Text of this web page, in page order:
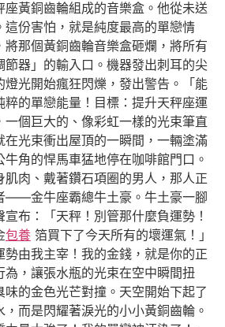
黃銅齒輪組成的音樂盒。他從未送
這份害怕，就是純度最高的單戀情
將那個黃銅齒輪音樂盒砸爛，將所有
節器」的輸入口。機器發出刺耳的尖
燈光開始瘋狂閃爍，發出警告。「能
粹的單戀能量！目標：提升天秤座運
個巨大的、像彩虹一樣的光束筆直
在光束衝出屋頂的一瞬間，一輛塗滿
角的悍馬車猛地停在咖啡館門口。
肌肉、戴著鑽石項圈的男人，那人正
——金牛座霸總牛土豪。牛土豪一腳
布：「天秤！別管那什麼負運勢！
包養 箔買下了今天所有的壞運氣！」
勢由我主宰！我的金錢，就是你的正
為，讓張水瓶的光束在空中瞬間扭
的金色光芒對撞。天空開始下起了
而是閃耀著淚光的小小黃銅齒輪。